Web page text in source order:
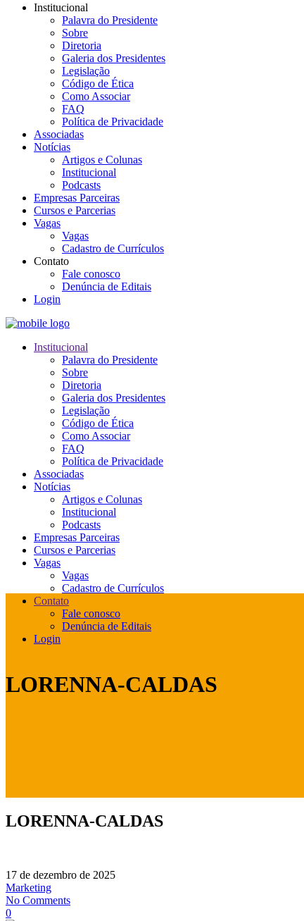
Institucional
Palavra do Presidente
Sobre
Diretoria
Galeria dos Presidentes
Legislação
Código de Ética
Como Associar
FAQ
Política de Privacidade
Associadas
Notícias
Artigos e Colunas
Institucional
Podcasts
Empresas Parceiras
Cursos e Parcerias
Vagas
Vagas
Cadastro de Currículos
Contato
Fale conosco
Denúncia de Editais
Login
Institucional
Palavra do Presidente
Sobre
Diretoria
Galeria dos Presidentes
Legislação
Código de Ética
Como Associar
FAQ
Política de Privacidade
Associadas
Notícias
Artigos e Colunas
Institucional
Podcasts
Empresas Parceiras
Cursos e Parcerias
Vagas
Vagas
Cadastro de Currículos
Contato
Fale conosco
Denúncia de Editais
Login
LORENNA-CALDAS
LORENNA-CALDAS
17 de dezembro de 2025
Marketing
No Comments
0